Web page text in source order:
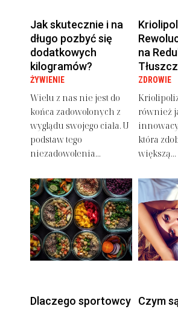
Jak skutecznie i na
długo pozbyć się
dodatkowych
kilogramów?
ŻYWIENIE
Wielu z nas nie jest do
końca zadowolonych z
wyglądu swojego ciała. U
podstaw tego
niezadowolenia...
na
ZDROWIE
również
która
większą...
Dlaczego sportowcy
Czym